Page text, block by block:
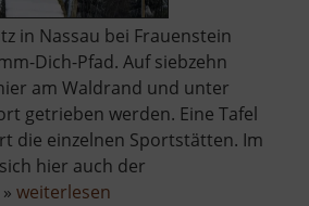
in Nassau bei Frauenstein
Dich-Pfad. Auf siebzehn
am Waldrand und unter
getrieben werden. Eine Tafel
die einzelnen Sportstätten. Im
hier auch der
weiterlesen